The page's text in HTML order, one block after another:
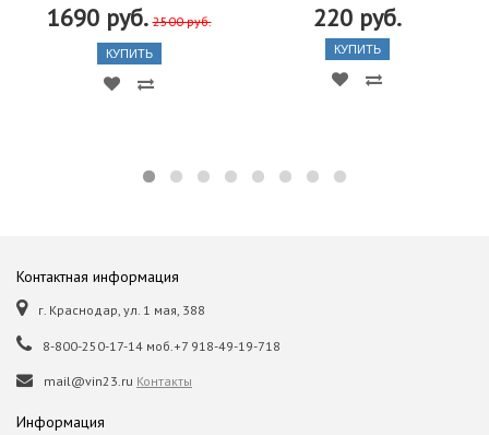
1690 руб. 2500 руб.
КУПИТЬ
220 руб.
КУПИТЬ
Контактная информация
г. Краснодар, ул. 1 мая, 388
8-800-250-17-14 моб.+7 918-49-19-718
mail@vin23.ru Контакты
Информация